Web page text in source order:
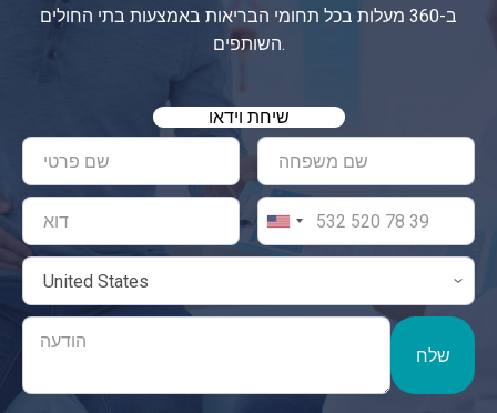
ב-360 מעלות בכל תחומי הבריאות באמצעות בתי החולים
השותפים.
שיחת וידאו
שלח